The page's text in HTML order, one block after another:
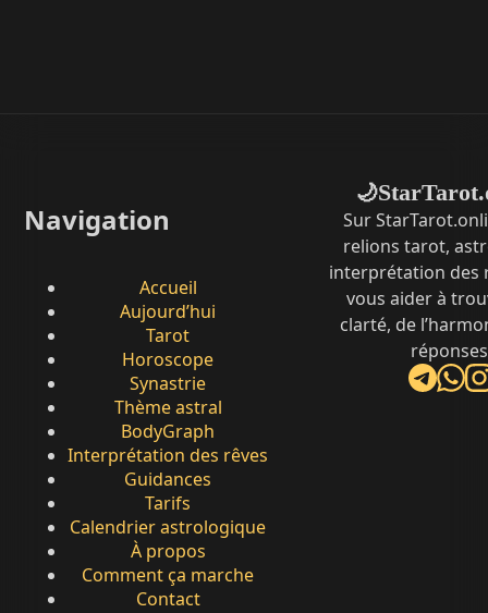
Navigation
Accueil
Aujourd’hui
Tarot
Horoscope
Synastrie
Thème astral
BodyGraph
Interprétation des rêves
Guidances
Tarifs
Calendrier astrologique
À propos
Comment ça marche
Contact
🌙
Sur
relions tarot,
interprétation des
vous aider à
clarté, de